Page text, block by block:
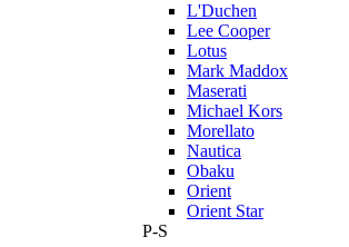
L'Duchen
Lee Cooper
Lotus
Mark Maddox
Maserati
Michael Kors
Morellato
Nautica
Obaku
Orient
Orient Star
P-S